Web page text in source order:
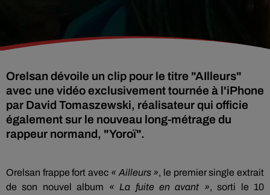
Orelsan dévoile un clip pour le titre "AIlleurs"
avec une vidéo exclusivement tournée à l'iPhone
par David Tomaszewski, réalisateur qui officie
également sur le nouveau long-métrage du
rappeur normand, "Yoroï".
Orelsan frappe fort avec « Ailleurs », le premier single extrait
de son nouvel album « La fuite en avant », sorti le 10